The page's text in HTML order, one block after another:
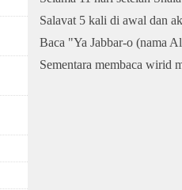
Salavat 5 kali di awal dan
Baca "Ya Jabbar-o (nama
Sementara membaca wirid